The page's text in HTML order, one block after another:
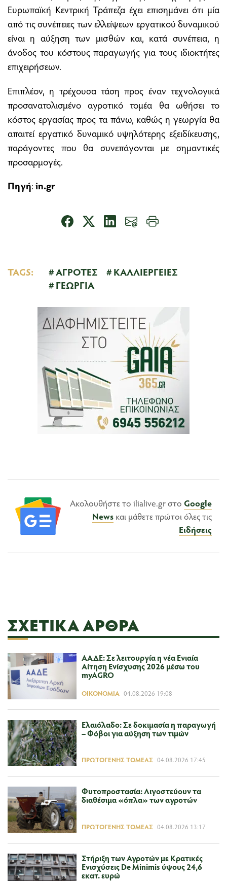
Ευρωπαϊκή Κεντρική Τράπεζα έχει επισημάνει ότι μία
από τις συνέπειες των ελλείψεων εργατικού δυναμικού
είναι η αύξηση των μισθών και, κατά συνέπεια, η
άνοδος του κόστους παραγωγής για τους ιδιοκτήτες
επιχειρήσεων.
Επιπλέον, η τρέχουσα τάση προς έναν τεχνολογικά
προσανατολισμένο αγροτικό τομέα θα ωθήσει το
κόστος εργασίας προς τα πάνω, καθώς η γεωργία θα
απαιτεί εργατικό δυναμικό υψηλότερης εξειδίκευσης,
παράγοντες που θα συνεπάγονται με σημαντικές
προσαρμογές.
Πηγή:in.gr
TAGS: ΑΓΡΟΤΕΣ
ΚΑΛΛΙΕΡΓΕΙΕΣ
ΓΕΩΡΓΙΑ
Ακολουθήστε το ilialive.gr στο Google
News και μάθετε πρώτοι όλες τις
Ειδήσεις
ΣΧΕΤΙΚΆ ΆΡΘΡΑ
ΑΑΔΕ: Σε λειτουργία η νέα Ενιαία
Αίτηση Ενίσχυσης 2026 μέσω του
myAGRO
ΟΙΚΟΝΟΜΊΑ 04.08.2026 19:08
Ελαιόλαδο: Σε δοκιμασία η παραγωγή
– Φόβοι για αύξηση των τιμών
ΠΡΩΤΟΓΕΝΉΣ ΤΟΜΈΑΣ 04.08.2026 17:45
Φυτοπροστασία: Λιγοστεύουν τα
διαθέσιμα «όπλα» των αγροτών
ΠΡΩΤΟΓΕΝΉΣ ΤΟΜΈΑΣ 04.08.2026 13:17
Στήριξη των Αγροτών με Κρατικές
Ενισχύσεις De Minimis ύψους 24,6
εκατ. ευρώ